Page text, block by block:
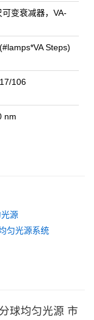
变衰减器，VA-
Steps)
106
nm
源
匀光源系统
球均匀光源 市